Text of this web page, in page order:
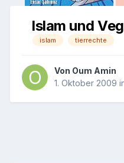
Islam und
islam tierrechte
Von Oum Amin
1. Oktober 2009